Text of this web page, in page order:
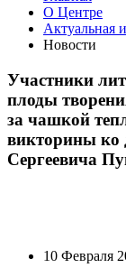
О Центре
Актуальная
Новости
Участники
плоды
за чашкой
викторины ко
Сергеевича
10 Февраля